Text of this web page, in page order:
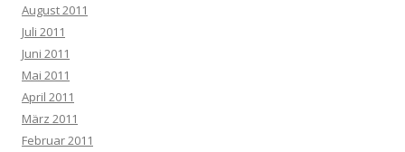
August 2011
Juli 2011
Juni 2011
Mai 2011
April 2011
März 2011
Februar 2011